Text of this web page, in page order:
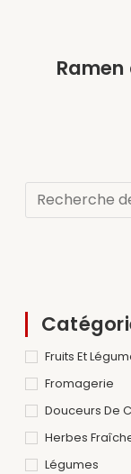
Fruits Et
Fromagerie
Douceurs De
Herbes
Légumes